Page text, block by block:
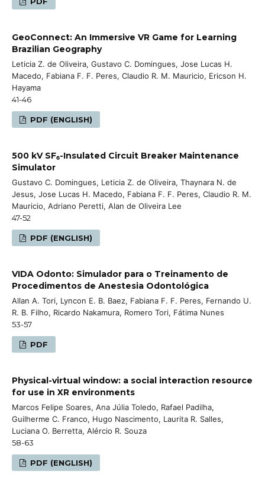
GeoConnect: An Immersive VR Game for Learning
Brazilian Geography
Leticia Z. de Oliveira, Gustavo C. Domingues, Jose Lucas H.
Macedo, Fabiana F. F. Peres, Claudio R. M. Mauricio, Ericson H.
Hayama
41-46
PDF (ENGLISH)
500 kV SF₆-Insulated Circuit Breaker Maintenance
Simulator
Gustavo C. Domingues, Leticia Z. de Oliveira, Thaynara N. de
Jesus, Jose Lucas H. Macedo, Fabiana F. F. Peres, Claudio R. M.
Mauricio, Adriano Peretti, Alan de Oliveira Lee
47-52
PDF (ENGLISH)
VIDA Odonto: Simulador para o Treinamento de
Procedimentos de Anestesia Odontológica
Allan A. Tori, Lyncon E. B. Baez, Fabiana F. F. Peres, Fernando U.
R. B. Filho, Ricardo Nakamura, Romero Tori, Fátima Nunes
53-57
PDF
Physical-virtual window: a social interaction resource
for use in XR environments
Marcos Felipe Soares, Ana Júlia Toledo, Rafael Padilha,
Guilherme C. Franco, Hugo Nascimento, Laurita R. Salles,
Luciana O. Berretta, Alércio R. Souza
58-63
PDF (ENGLISH)